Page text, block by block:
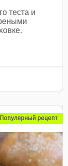
теста и
Популярный рецепт